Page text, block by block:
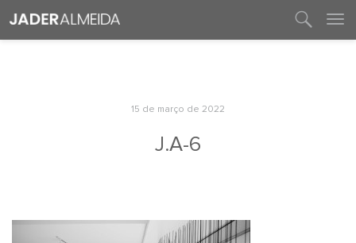
15 de março de 2022
J.A-6